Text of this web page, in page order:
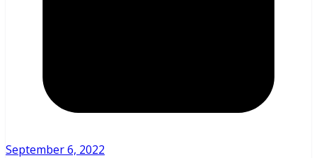
September 6, 2022